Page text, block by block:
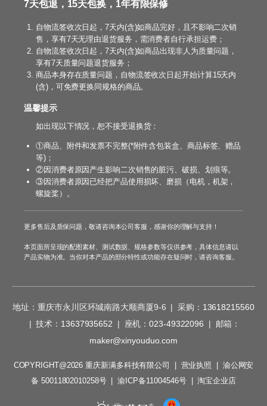
7天包退，15天包换，1年有限保修
自物流签收次日起，7天内(含)如商品完好，且不影响二次销
售，享有7天无理由退货服务，需消费者自行承担运费；
自物流签收次日起，7天内(含)如商品出现非人为质量问题，
享有7天质量问题退货服务；
商品本身存在质量问题，自物流签收次日起开始计算15天内
(含)，可免费更换同规格的商品。
温馨提示
如出现以下情况，恕不接受退换货：
①商品、附件和发票不完整(*附件含包装盒、商品标签、赠品
等)；
②因消费者原因产生影响二次销售的脏污、破损、划痕等。
③因消费者原因已经把产品使用损坏、磨损（电机，机架，
螺旋桨）。
更多售后及质保问题，敬请咨询本公司客服，感谢你的理解与支持！
本页面所呈现的配图素材、测试数据、规格参数等仅供参考，具体信息请以
产品实物为准。当你对本产品的部分特性或功能存在疑问时，请咨询客服。
地址：重庆市永川区环城南路大顺商厦9-6 | 采购： 13618215560
| 技术： 13637935652 | 座机：023-49322096 | 邮箱：
maker@xinyouduo.com
COPYRIGHT@2026 重庆新满多科技有限公司 | 营业执照
渝公网安
备 50011802010258号|渝ICP备11004546号|淘宝企业店